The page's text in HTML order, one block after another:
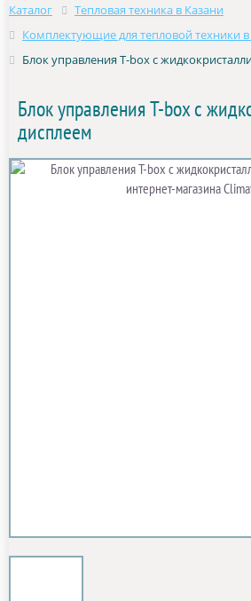
Каталог
Тепловая техника в Казани
Комплектующие для тепловой техники в
Блок управления T-box с
Блок управления T-box с
дисплеем